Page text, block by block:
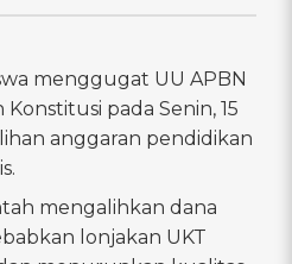
menggugat UU APBN
pada Senin, 15
anggaran pendidikan
mengalihkan dana
lonjakan UKT